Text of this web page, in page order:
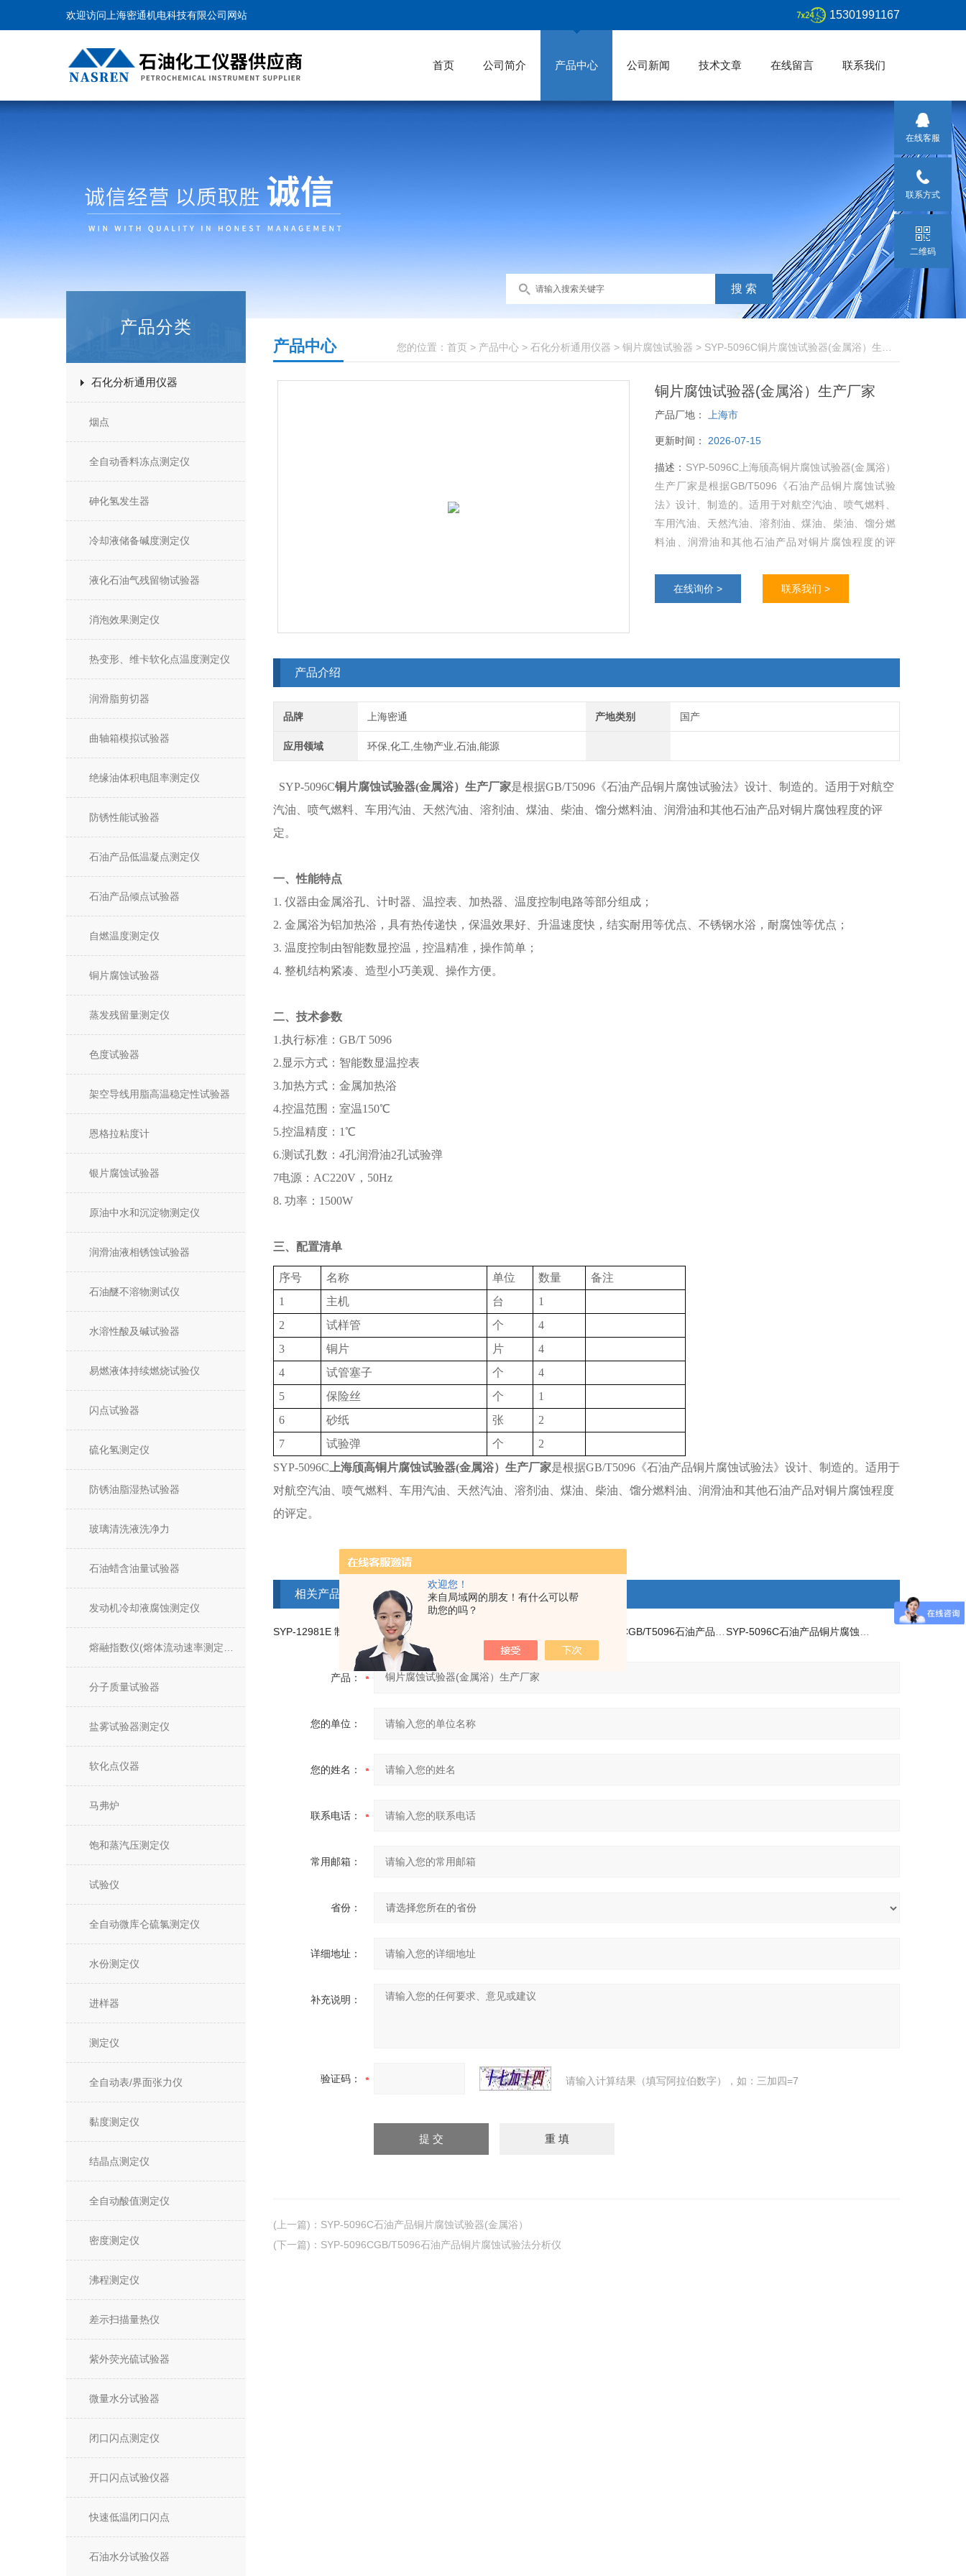
欢迎您！
来自局域网的朋友！有什么可以帮
助您的吗？
欢迎访问上海密通机电科技有限公司网站 15301991167
首页 公司简介 产品中心 公司新闻 技术文章 在线留言 联系我们
产品分类
石化分析通用仪器
烟点
全自动香料冻点测定仪
砷化氢发生器
冷却液储备碱度测定仪
液化石油气残留物试验器
消泡效果测定仪
热变形、维卡软化点温度测定仪
润滑脂剪切器
曲轴箱模拟试验器
绝缘油体积电阻率测定仪
防锈性能试验器
石油产品低温凝点测定仪
石油产品倾点试验器
自燃温度测定仪
铜片腐蚀试验器
蒸发残留量测定仪
色度试验器
架空导线用脂高温稳定性试验器
恩格拉粘度计
银片腐蚀试验器
原油中水和沉淀物测定仪
润滑油液相锈蚀试验器
石油醚不溶物测试仪
水溶性酸及碱试验器
易燃液体持续燃烧试验仪
闪点试验器
硫化氢测定仪
防锈油脂湿热试验器
玻璃清洗液洗净力
石油蜡含油量试验器
发动机冷却液腐蚀测定仪
分子质量试验器
盐雾试验器测定仪
软化点仪器
马弗炉
饱和蒸汽压测定仪
试验仪
全自动微库仑硫氯测定仪
水份测定仪
进样器
测定仪
全自动表/界面张力仪
黏度测定仪
结晶点测定仪
全自动酸值测定仪
密度测定仪
沸程测定仪
差示扫描量热仪
紫外荧光硫试验器
微量水分试验器
闭口闪点测定仪
开口闪点试验仪器
快速低温闭口闪点
石油水分试验仪器
您的位置： 首页 > 产品中心 > 石化分析通用仪器 > 铜片腐蚀试验器 > SYP-5096C铜片腐蚀试验器(金属浴）生产厂家
产品中心
铜片腐蚀试验器(金属浴）生产厂家
产品厂地： 上海市
更新时间： 2026-07-15
描述： SYP-5096C上海颀高铜片腐蚀试验器(金属浴）
生产厂家是根据GB/T5096《石油产品铜片腐蚀试验
法》设计、制造的。适用于对航空汽油、喷气燃料、
车用汽油、天然汽油、溶剂油、煤油、柴油、馏分燃
料油、润滑油和其他石油产品对铜片腐蚀程度的评
在线询价 > 联系我们 >
产品介绍
品牌 上海密通 产地类别 国产
应用领域 环保,化工,生物产业,石油,能源
SYP-5096C铜片腐蚀试验器(金属浴）生产厂家是根据GB/T5096《石油产品铜片腐蚀试验法》设计、制造的。适用于对航空
汽油、喷气燃料、车用汽油、天然汽油、溶剂油、煤油、柴油、馏分燃料油、润滑油和其他石油产品对铜片腐蚀程度的评
定。
一、性能特点
1. 仪器由金属浴孔、计时器、温控表、加热器、温度控制电路等部分组成；
2. 金属浴为铝加热浴，具有热传递快，保温效果好、升温速度快，结实耐用等优点、不锈钢水浴，耐腐蚀等优点；
3. 温度控制由智能数显控温，控温精准，操作简单；
4. 整机结构紧凑、造型小巧美观、操作方便。
二、技术参数
1.执行标准：GB/T 5096
2.显示方式：智能数显温控表
3.加热方式：金属加热浴
4.控温范围：室温150℃
5.控温精度：1℃
6.测试孔数：4孔润滑油2孔试验弹
7电源：AC220V，50Hz
8. 功率：1500W
三、配置清单
序号 名称 单位 数量
备注
1
主机 台
1
2
试样管 个
4
3
铜片 片
4
4
试管塞子 个
4
5
保险丝 个
1
6
砂纸 张
2
7
试验弹 个
2
SYP-5096C 上海颀高铜片腐蚀试验器(金属浴）生产厂家是根据GB/T5096《石油产品铜片腐蚀试验法》设计、制造的。适用于
对航空汽油、喷气燃料、车用汽油、天然汽油、溶剂油、煤油、柴油、馏分燃料油、润滑油和其他石油产品对铜片腐蚀程度
的评定。
相关产品
SYP-12981E 制动液低温流动性测定仪
产品：
您的单位：
您的姓名：
联系电话：
常用邮箱：
省份：
详细地址：
补充说明：
验证码： 请输入计算结果（填写阿拉伯数字），如：三加四=7
(上一篇) ： SYP-5096C石油产品铜片腐蚀试验器(金属浴）
(下一篇) ： SYP-5096CGB/T5096石油产品铜片腐蚀试验法分析仪
在线客服
联系方式
二维码